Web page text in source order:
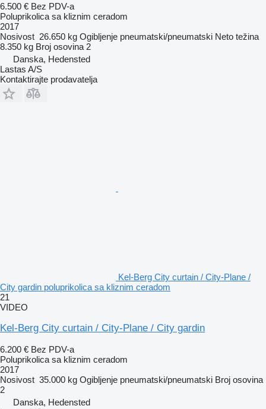
6.500 € Bez PDV-a
Poluprikolica sa kliznim ceradom
2017
Nosivost 26.650 kg Ogibljenje pneumatski/pneumatski Neto težina
8.350 kg Broj osovina 2
Danska, Hedensted
Lastas A/S
Kontaktirajte prodavatelja
Kel-Berg City curtain / City-Plane /
City gardin poluprikolica sa kliznim ceradom
21
VIDEO
Kel-Berg City curtain / City-Plane / City gardin
6.200 € Bez PDV-a
Poluprikolica sa kliznim ceradom
2017
Nosivost 35.000 kg Ogibljenje pneumatski/pneumatski Broj osovina
2
Danska, Hedensted